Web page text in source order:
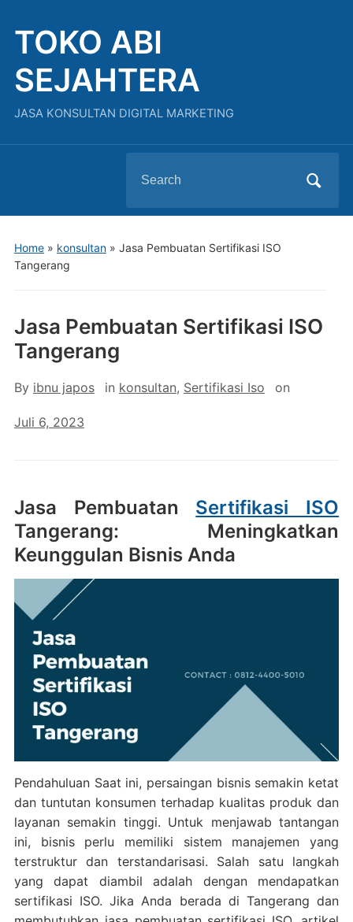
TOKO ABI
SEJAHTERA
JASA KONSULTAN DIGITAL MARKETING
for:
Home» konsultan» Jasa Pembuatan Sertifikasi ISO
Tangerang
Jasa Pembuatan Sertifikasi ISO
Tangerang
By ibnu japos in konsultan, Sertifikasi Iso on
Juli 6, 2023
Jasa Pembuatan Sertifikasi ISO
Tangerang: Meningkatkan
Keunggulan Bisnis Anda
Pendahuluan Saat ini, persaingan bisnis semakin ketat
dan tuntutan konsumen terhadap kualitas produk dan
layanan semakin tinggi. Untuk menjawab tantangan
ini, bisnis perlu memiliki sistem manajemen yang
terstruktur dan terstandarisasi. Salah satu langkah
yang dapat diambil adalah dengan mendapatkan
sertifikasi ISO. Jika Anda berada di Tangerang dan